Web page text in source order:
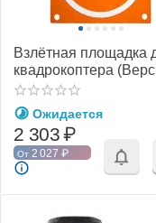
Взлётная площадка
квадрокоптера
Pro) V2 (PGYTECH P-
143)
Ожидается
2 303₽
От 2 027 ₽